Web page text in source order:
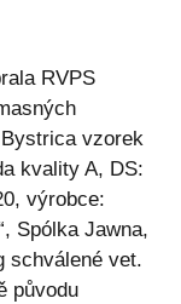
RVPS
vzorek
kvality A, DS:
výrobce:
Spólka Jawna,
schválené vet.
původu